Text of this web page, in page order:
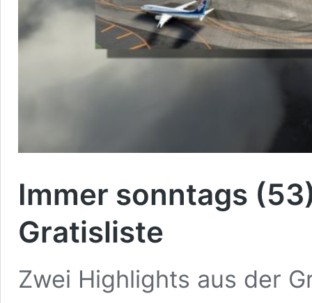
Immer sonntags
Gratisliste
Zwei Highlights aus der